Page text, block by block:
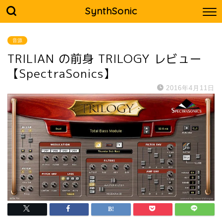
SynthSonic
音源
TRILIAN の前身 TRILOGY レビュー
【SpectraSonics】
2016年4月11日